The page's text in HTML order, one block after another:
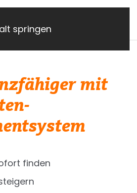
springen
mit
finden